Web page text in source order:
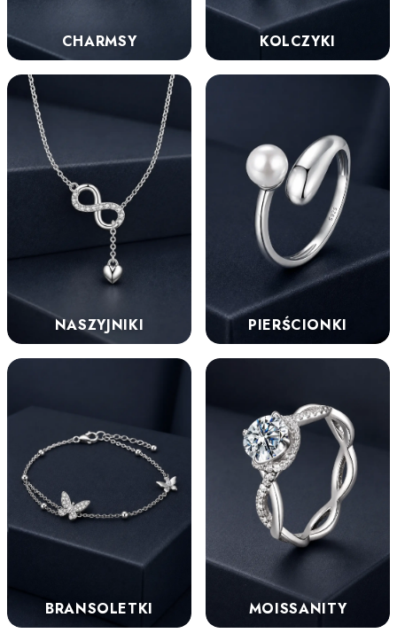
CHARMSY KOLCZYKI
NASZYJNIKI PIERŚCIONKI
BRANSOLETKI MOISSANITY